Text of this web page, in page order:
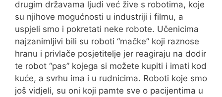
drugim državama ljudi već žive s robotima, koje
su njihove mogućnosti u industriji i filmu, a
uspjeli smo i pokretati neke robote. Učenicima
najzanimljivi bili su roboti “mačke” koji raznose
hranu i privlače posjetitelje jer reagiraju na dodir
te robot “pas” kojega si možete kupiti i imati kod
kuće, a svrhu ima i u rudnicima. Roboti koje smo
još vidjeli, su oni koji pamte sve o pacijentima u